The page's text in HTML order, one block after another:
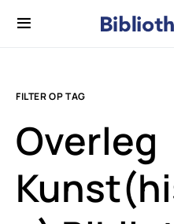
FILTER OP TAG
Overleg